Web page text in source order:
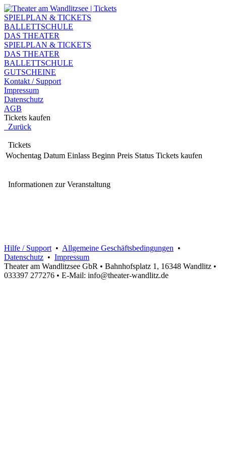
SPIELPLAN & TICKETS
BALLETTSCHULE
DAS THEATER
SPIELPLAN & TICKETS
DAS THEATER
BALLETTSCHULE
GUTSCHEINE
Kontakt / Support
Impressum
Datenschutz
AGB
Tickets kaufen
Zurück
Tickets
Wochentag Datum Einlass Beginn Preis Status Tickets kaufen
Informationen zur Veranstaltung
Hilfe / Support • Allgemeine Geschäftsbedingungen •
Datenschutz • Impressum
Theater am Wandlitzsee GbR • Bahnhofsplatz 1, 16348 Wandlitz •
033397 277276 • E-Mail: info@theater-wandlitz.de